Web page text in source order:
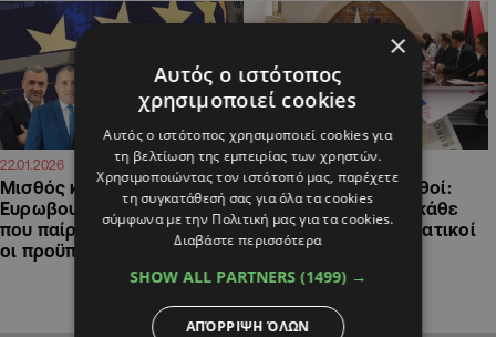
22.01.2026
Μισθός και επιδόματα
Ευρωβουλευτών: Τα ποσά
που παίρνουν, ο σκοπός κι
οι προϋποθέσεις
15.01.2026 22:22
Πλουσιοπάροχοι μισθοί:
Πόσα πληρώνονται κάθε
μήνα ο ΠτΔ και οι κρατικοί
αξιωματούχοι
×
Αυτός ο ιστότοπος
χρησιμοποιεί cookies
Αυτός ο ιστότοπος χρησιμοποιεί cookies για
τη βελτίωση της εμπειρίας των χρηστών.
Χρησιμοποιώντας τον ιστότοπό μας, παρέχετε
τη συγκατάθεσή σας για όλα τα cookies
σύμφωνα με την Πολιτική μας για τα cookies.
Διαβάστε περισσότερα
SHOW ALL PARTNERS (1499) →
ΑΠΌΡΡΙΨΗ ΌΛΩΝ